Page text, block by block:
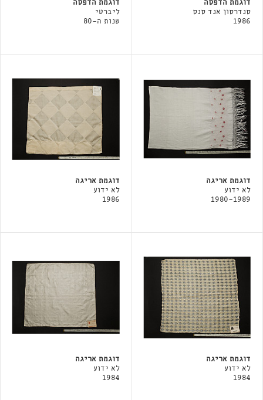
דוגמת הדפסה
סנדרסון אנד סנס
1986
דוגמת הדפסה
ליברטי
שנות ה-80
דוגמת אריגה
לא ידוע
1980-1989
דוגמת אריגה
לא ידוע
1986
דוגמת אריגה
לא ידוע
1984
דוגמת אריגה
לא ידוע
1984